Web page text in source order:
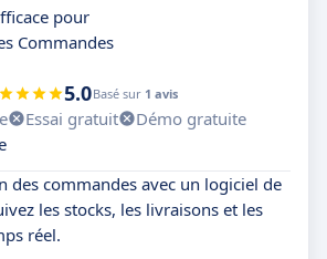
pour
Commandes
5.0Basé sur 1 avis
Essai gratuit
Démo gratuite
des commandes avec un logiciel de
les stocks, les livraisons et les
réel.